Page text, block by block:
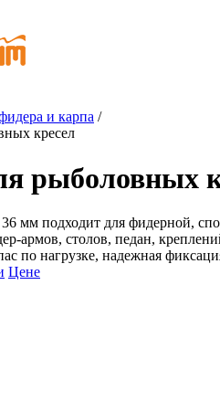
и карпа /
кресел
рыболовных
мм подходит для фидерной,
армов, столов, педан,
по нагрузке, надежная
Цене